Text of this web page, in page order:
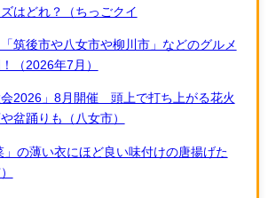
はどれ？（ちっごクイ
筑後市や八女市や柳川市」などのグルメ
（2026年7月）
2026」8月開催 頭上で打ち上がる花火
盆踊りも（八女市）
の薄い衣にほど良い味付けの唐揚げた